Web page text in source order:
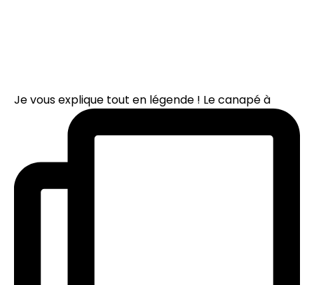
Je vous explique tout en légende ! Le canapé à